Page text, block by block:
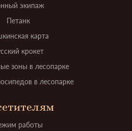
экипаж
Петанк
карта
крокет
зоны в лесопарке
в лесопарке
работы